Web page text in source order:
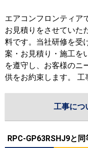
エアコンフロンティア
お見積りをさせていた
料です。当社研修を受
案・お見積り・施工を
を遵守し、お客様のニ
供をお約束します。 工
工事につ
RPC-GP63RSHJ9と